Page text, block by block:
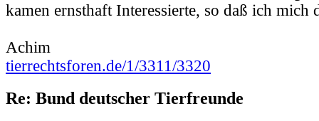
kamen ernsthaft Interessierte, so daß ich mich
Achim
tierrechtsforen.de/1/3311/3320
Re: Bund deutscher Tierfreunde